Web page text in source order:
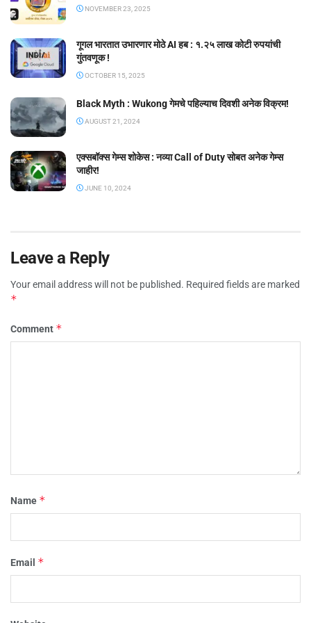
NOVEMBER 23, 2025
गूगल भारतात उभारणार मोठे AI हब : १.२५ लाख कोटी रुपयांची
गुंतवणूक !
OCTOBER 15, 2025
Black Myth : Wukong गेमचे पहिल्याच दिवशी अनेक विक्रम!
AUGUST 21, 2024
एक्सबॉक्स गेम्स शोकेस : नव्या Call of Duty सोबत अनेक गेम्स
जाहीर!
JUNE 10, 2024
Leave a Reply
Your email address will not be published. Required fields are marked
*
Comment *
Name *
Email *